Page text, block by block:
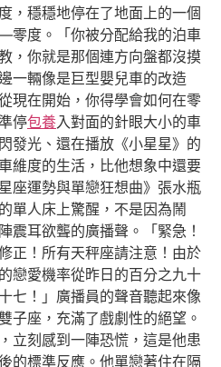
，穩穩地停在了地面上的一個
度。「你被分配給我的泊車
，你就是那個連方向盤都沒摸
一輛像是巨型嬰兒車的改造
現在開始，你得學會如何在零
停包養入對面的針眼大小的車
發光、還在播放《小星星》的
維度的生活，比他想象中還要
座運勢與單戀狂想曲》張水瓶
單人床上驚醒，不是因為鬧
震耳欲聾的廣播聲。「緊急！
正！所有天秤座請注意！由於
戀愛機率從昨日的百分之九十
七！」廣播員的聲音聽起來像
子座，充滿了戲劇性的絕望。
立刻感到一陣恐慌，這是他患
的標準反應。他單戀著住在隔